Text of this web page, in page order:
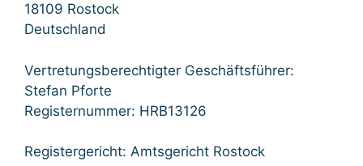
18109 Rostock
Deutschland
Vertretungsberechtigter Geschäftsführer:
Stefan Pforte
Registernummer: HRB13126
Registergericht: Amtsgericht Rostock